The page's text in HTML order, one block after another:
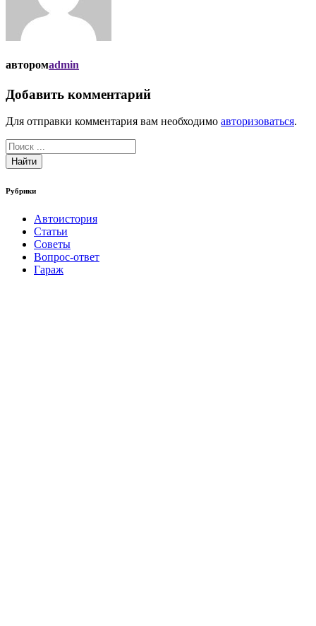
авторомadmin
Добавить комментарий
Для отправки комментария вам необходимо авторизоваться.
Найти
Рубрики
Автоистория
Статьи
Советы
Вопрос-ответ
Гараж